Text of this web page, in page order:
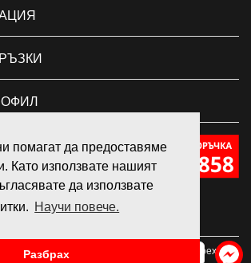
помагат да предоставяме
Като използвате нашият
да използвате
Научи повече.
Разбрах
- Онлайн магазин за маркови маратонки, дрехи и